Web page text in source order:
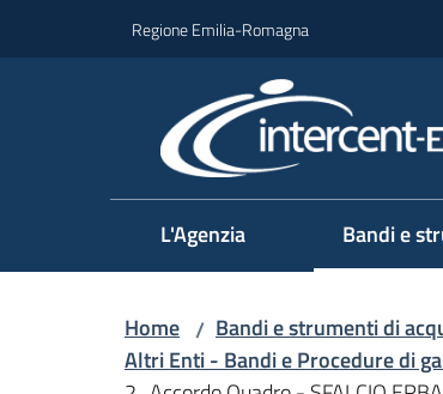
Regione Emilia-Romagna
L'Agenzia Bandi e
Home / Bandi e strumenti di
Altri Enti - Bandi e Procedure di